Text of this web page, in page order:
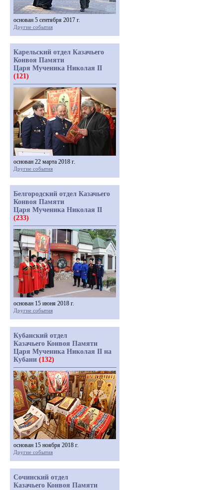
основан 5 сентября 2017 г.
Другие события
Карельский отдел Казачьего
Конвоя Памяти
Царя Мученика Николая II
(121)
основан 22 марта 2018 г.
Другие события
Белгородский отдел Казачьего
Конвоя Памяти
Царя Мученика Николая II
(233)
основан 15 июня 2018 г.
Другие события
Кубанский отдел
Казачьего Конвоя Памяти
Царя Мученика Николая II на
Кубани (132)
основан 15 ноября 2018 г.
Другие события
Сочинский отдел
Казачьего Конвоя Памяти